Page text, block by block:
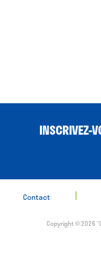
INSCRIVEZ-
Contact |
Copyright © 2026